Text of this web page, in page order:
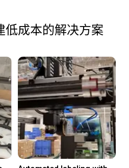
低成本的解决方案